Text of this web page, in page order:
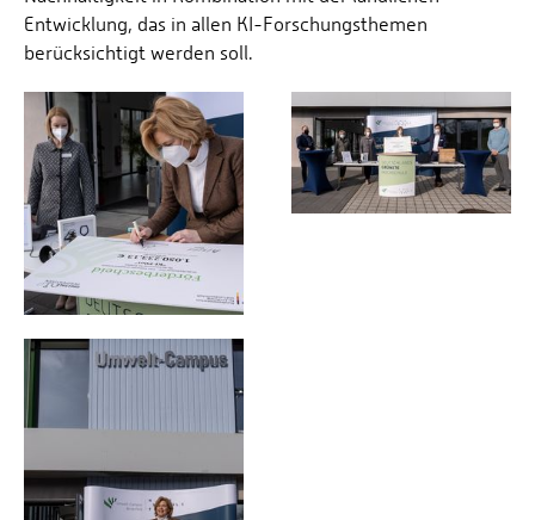
Entwicklung, das in allen KI-Forschungsthemen
berücksichtigt werden soll.